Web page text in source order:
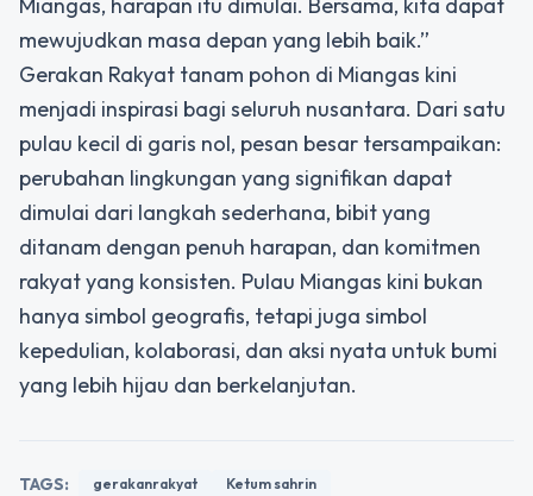
mewujudkan masa depan yang lebih baik.”
Gerakan Rakyat tanam pohon di Miangas kini
menjadi inspirasi bagi seluruh nusantara. Dari satu
pulau kecil di garis nol, pesan besar tersampaikan:
perubahan lingkungan yang signifikan dapat
dimulai dari langkah sederhana, bibit yang
ditanam dengan penuh harapan, dan komitmen
rakyat yang konsisten. Pulau Miangas kini bukan
hanya simbol geografis, tetapi juga simbol
kepedulian, kolaborasi, dan aksi nyata untuk bumi
yang lebih hijau dan berkelanjutan.
TAGS: gerakanrakyat Ketum sahrin